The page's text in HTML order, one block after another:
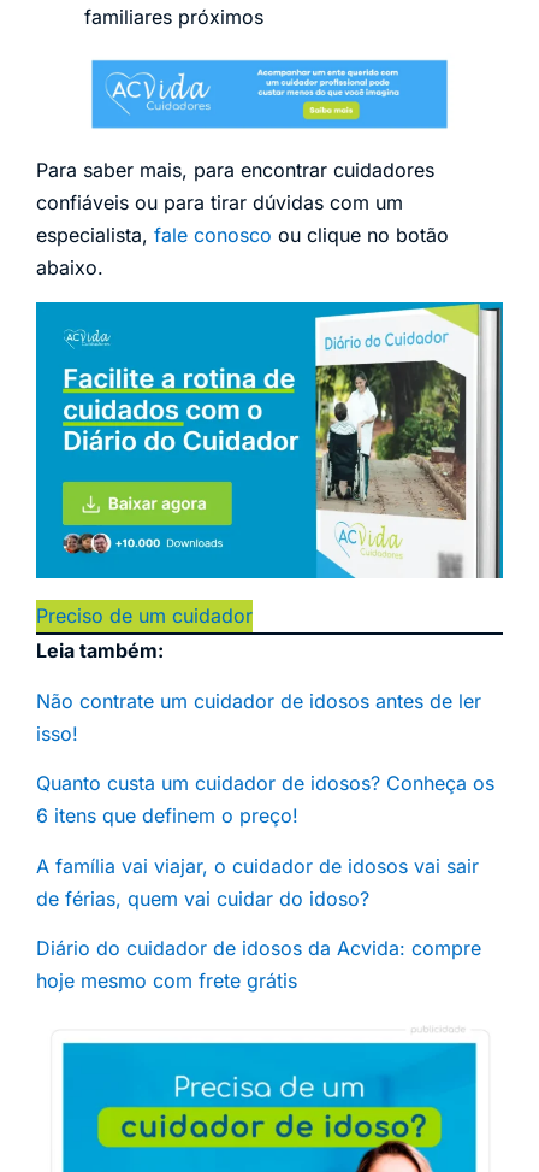
familiares próximos
Para saber mais, para encontrar cuidadores
confiáveis ou para tirar dúvidas com um
especialista, fale conosco ou clique no botão
abaixo.
Preciso de um cuidador
Leia também:
Não contrate um cuidador de idosos antes de ler
isso!
Quanto custa um cuidador de idosos? Conheça os
6 itens que definem o preço!
A família vai viajar, o cuidador de idosos vai sair
de férias, quem vai cuidar do idoso?
Diário do cuidador de idosos da Acvida: compre
hoje mesmo com frete grátis